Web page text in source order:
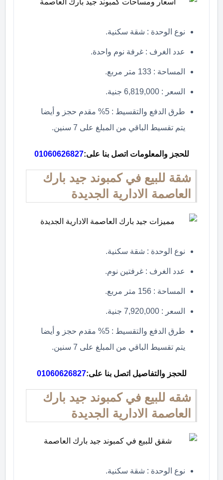
نوع الوحدة : شقة سكنية.
عدد الغرف : غرفة نوم واحدة.
المساحة : 133 متر مربع.
السعر : 6,819,000 جنية.
طرق الدفع والتقسيط : 5% مقدم حجز و أيضا
يتم تقسيط الباقي من المبلغ على 7 سنين.
للحجز والمعلومات اتصل بنا على:01060626827
شقة للبيع في كمبوند جيد بارك
العاصمة الادارية الجديدة
نوع الوحدة : شقة سكنية.
عدد الغرف : غرفتين نوم.
المساحة : 156 متر مربع.
السعر : 7,920,000 جنية.
طرق الدفع والتقسيط : 5% مقدم حجز و أيضا
يتم تقسيط الباقي من المبلغ على 7 سنين.
للحجز والتفاصيل اتصل بنا على:01060626827
شقه للبيع في كمبوند جيد بارك
العاصمة الادارية الجديدة
نوع الوحدة : شقة سكنية.